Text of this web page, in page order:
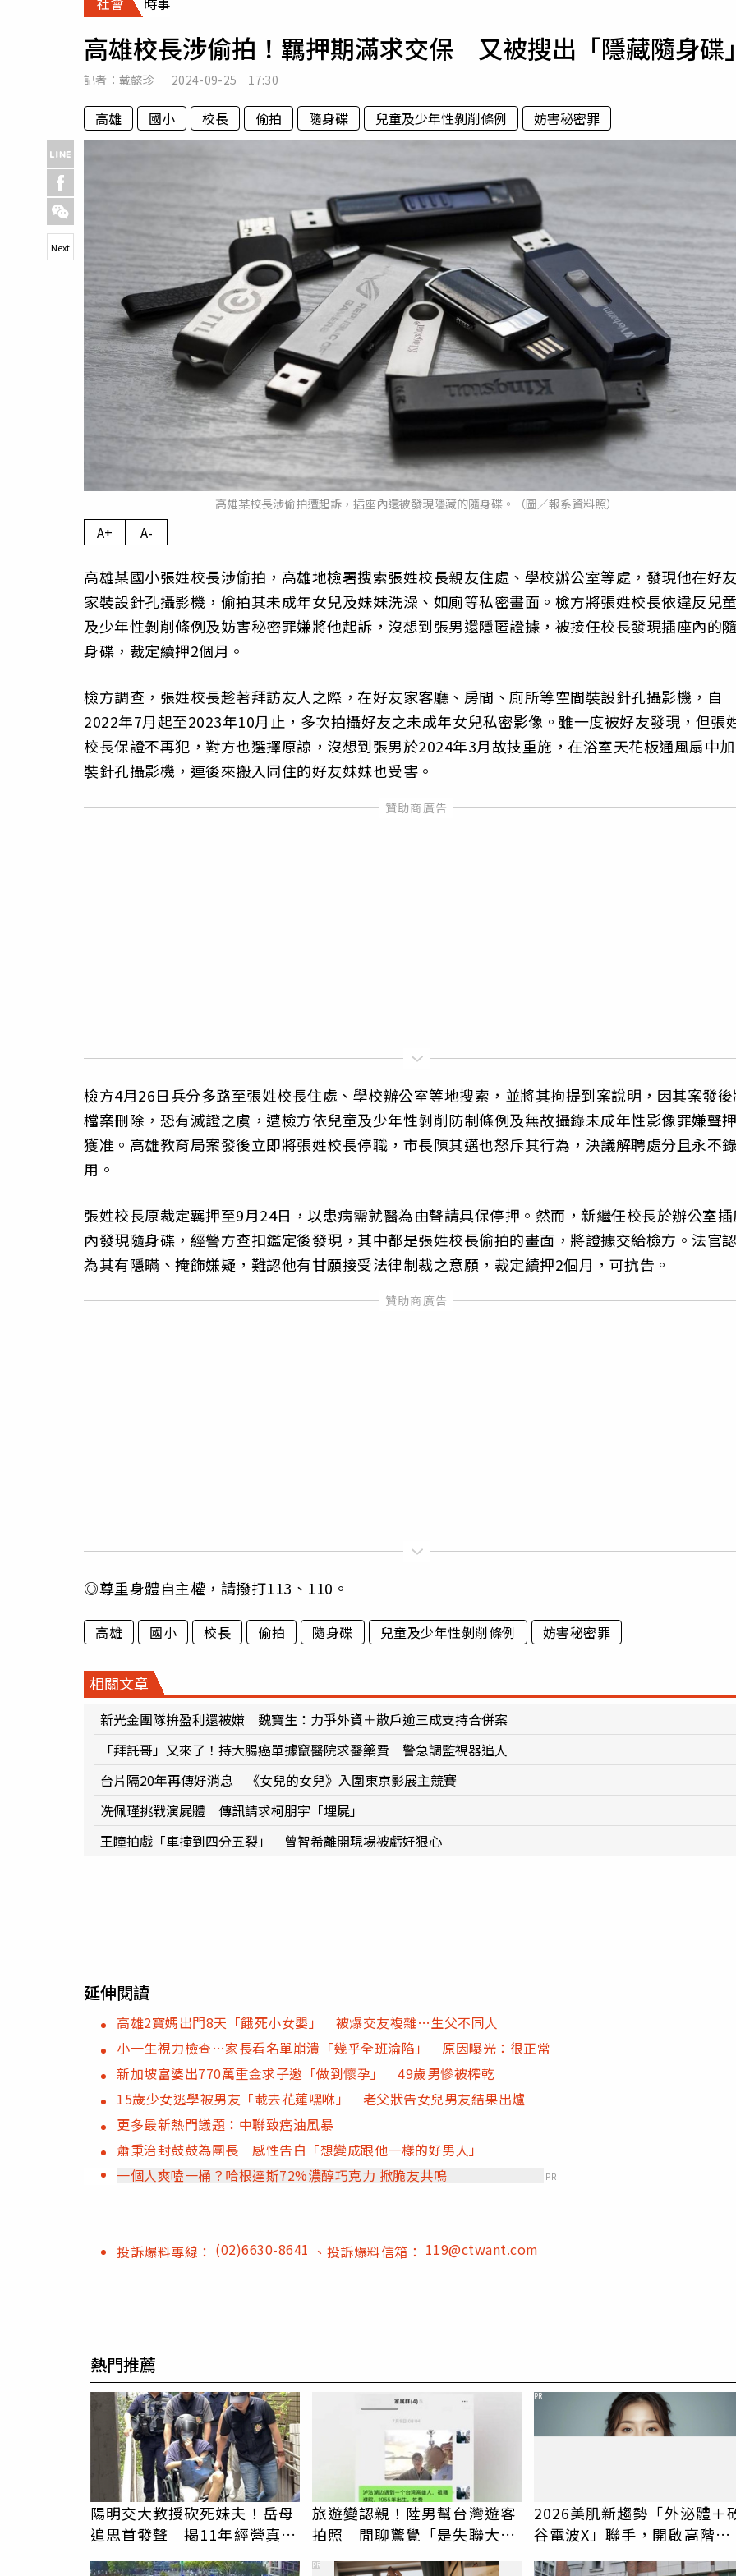
專欄
房產新勢力
運勢
梅酒
高雄校長涉偷拍！羈押期滿求交保 又被搜出「隱藏隨身碟
記者： 戴懿珍 2024-09-25 17:30
高雄 國小 校長 偷拍 隨身碟 兒童及少年性剝削條例 妨害秘密罪
高雄某校長涉偷拍遭起訴，插座內還被發現隱藏的隨身碟。（圖／報系資料照）
Next
A+ A-
高雄某國小張姓校長涉偷拍，高雄地檢署搜索張姓校長親友住處、學校辦公室等處，發現他在好
家裝設針孔攝影機，偷拍其未成年女兒及妹妹洗澡、如廁等私密畫面。檢方將張姓校長依違反兒
及少年性剝削條例及妨害秘密罪嫌將他起訴，沒想到張男還隱匿證據，被接任校長發現插座內的
身碟，裁定續押2個月。
檢方調查，張姓校長趁著拜訪友人之際，在好友家客廳、房間、廁所等空間裝設針孔攝影機，自
2022年7月起至2023年10月止，多次拍攝好友之未成年女兒私密影像。雖一度被好友發現，但張
校長保證不再犯，對方也選擇原諒，沒想到張男於2024年3月故技重施，在浴室天花板通風扇中加
裝針孔攝影機，連後來搬入同住的好友妹妹也受害。
檢方4月26日兵分多路至張姓校長住處、學校辦公室等地搜索，並將其拘提到案說明，因其案發
檔案刪除，恐有滅證之虞，遭檢方依兒童及少年性剝削防制條例及無故攝錄未成年性影像罪嫌聲
獲准。高雄教育局案發後立即將張姓校長停職，市長陳其邁也怒斥其行為，決議解聘處分且永不
用。
張姓校長原裁定羈押至9月24日，以患病需就醫為由聲請具保停押。然而，新繼任校長於辦公室
內發現隨身碟，經警方查扣鑑定後發現，其中都是張姓校長偷拍的畫面，將證據交給檢方。法官
為其有隱瞞、掩飾嫌疑，難認他有甘願接受法律制裁之意願，裁定續押2個月，可抗告。
◎尊重身體自主權，請撥打113、110。
高雄 國小 校長 偷拍 隨身碟 兒童及少年性剝削條例 妨害秘密罪
相關文章
新光金團隊拚盈利還被嫌 魏寶生：力爭外資＋散戶逾三成支持合併案
「拜託哥」又來了！持大腸癌單據竄醫院求醫藥費 警急調監視器追人
台片隔20年再傳好消息 《女兒的女兒》入圍東京影展主競賽
冼佩瑾挑戰演屍體 傳訊請求柯朋宇「埋屍」
王瞳拍戲「車撞到四分五裂」 曾智希離開現場被虧好狠心
延伸閱讀
高雄2寶媽出門8天「餓死小女嬰」 被爆交友複雜…生父不同人
小一生視力檢查…家長看名單崩潰「幾乎全班淪陷」 原因曝光：很正常
新加坡富婆出770萬重金求子邀「做到懷孕」 49歲男慘被榨乾
15歲少女逃學被男友「載去花蓮嘿咻」 老父狀告女兒男友結果出爐
更多最新熱門議題：中聯致癌油風暴
蕭秉治封鼓鼓為團長 感性告白「想變成跟他一樣的好男人」
一個人爽嗑一桶？哈根達斯72%濃醇巧克力 掀脆友共鳴
PR
投訴爆料專線： (02)6630-8641 、投訴爆料信箱：119@ctwant.com
熱門推薦
陽明交大教授砍死妹夫！岳母
追思首發聲 揭11年經營真相
旅遊變認親！陸男幫台灣遊客
拍照 閒聊驚覺「是失聯大
2026美肌新趨勢「外泌體＋
谷電波X」聯手，開啟高階養
PR
PR